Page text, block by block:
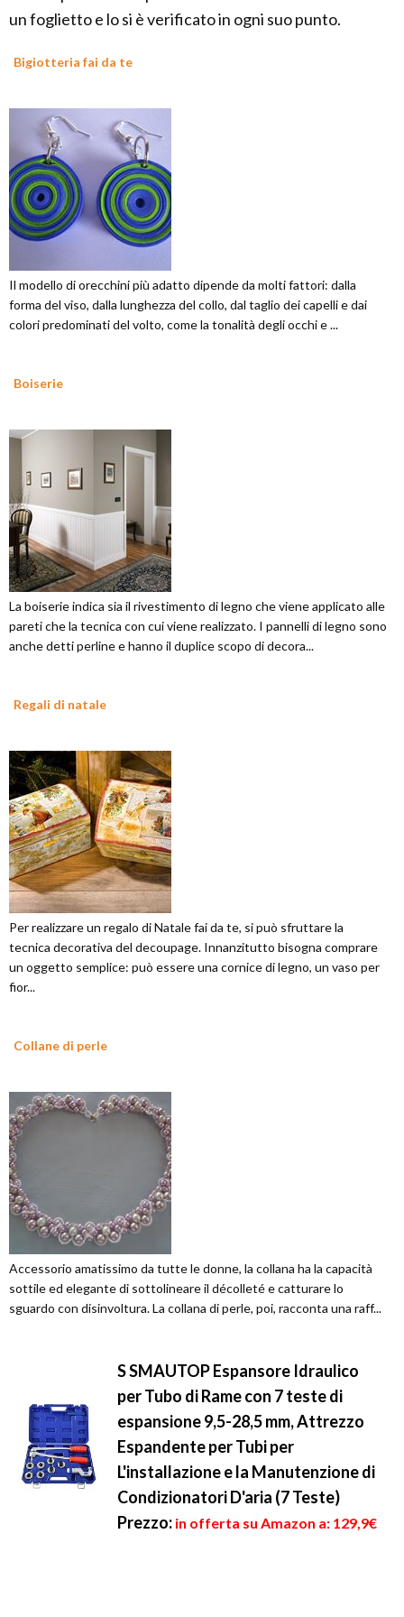
un foglietto e lo si è verificato in ogni suo punto.
Bigiotteria fai da te
Il modello di orecchini più adatto dipende da molti fattori: dalla
forma del viso, dalla lunghezza del collo, dal taglio dei capelli e dai
colori predominati del volto, come la tonalità degli occhi e ...
Boiserie
La boiserie indica sia il rivestimento di legno che viene applicato alle
pareti che la tecnica con cui viene realizzato. I pannelli di legno sono
anche detti perline e hanno il duplice scopo di decora...
Regali di natale
Per realizzare un regalo di Natale fai da te, si può sfruttare la
tecnica decorativa del decoupage. Innanzitutto bisogna comprare
un oggetto semplice: può essere una cornice di legno, un vaso per
fior...
Collane di perle
Accessorio amatissimo da tutte le donne, la collana ha la capacità
sottile ed elegante di sottolineare il décolleté e catturare lo
sguardo con disinvoltura. La collana di perle, poi, racconta una raff...
S SMAUTOP Espansore Idraulico
per Tubo di Rame con 7 teste di
espansione 9,5-28,5 mm, Attrezzo
Espandente per Tubi per
L'installazione e la Manutenzione di
Condizionatori D'aria (7 Teste)
Prezzo: in offerta su Amazon a: 129,9€